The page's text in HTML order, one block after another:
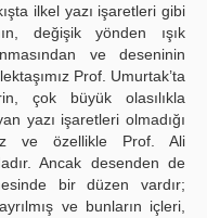
ilkel yazı işaretleri gibi
değişik yönden ışık
ve deseninin
Prof. Umurtak’ta
çok büyük olasılıkla
yazı işaretleri olmadığı
ve özellikle Prof. Ali
Ancak desenden de
bir düzen vardır;
ve bunların içleri,